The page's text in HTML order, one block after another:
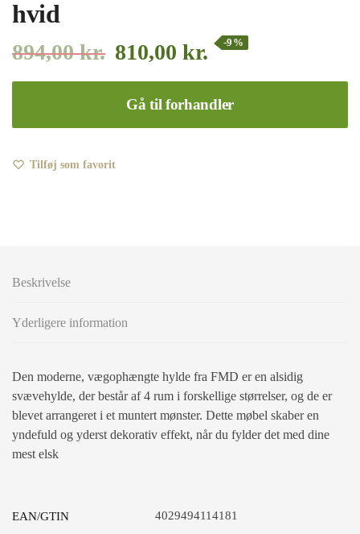
hvid
894,00kr. 810,00 kr. -9%
Gå til forhandler
Tilføj som favorit
Beskrivelse
Yderligere information
Den moderne, vægophængte hylde fra FMD er en alsidig
svævehylde, der består af 4 rum i forskellige størrelser, og de er
blevet arrangeret i et muntert mønster. Dette møbel skaber en
yndefuld og yderst dekorativ effekt, når du fylder det med dine
mest elsk
EAN/GTIN 4029494114181